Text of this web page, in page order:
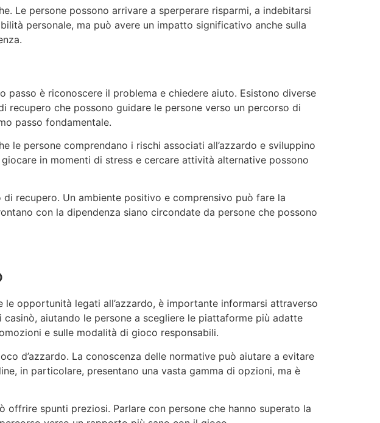
Le persone possono arrivare a sperperare risparmi, a indebitarsi
personale, ma può avere un impatto significativo anche sulla
è riconoscere il problema e chiedere aiuto. Esistono diverse
che possono guidare le persone verso un percorso di
passo fondamentale.
le persone comprendano i rischi associati all’azzardo e sviluppino
in momenti di stress e cercare attività alternative possono
recupero. Un ambiente positivo e comprensivo può fare la
con la dipendenza siano circondate da persone che possono
opportunità legati all’azzardo, è importante informarsi attraverso
aiutando le persone a scegliere le piattaforme più adatte
e sulle modalità di gioco responsabili.
d’azzardo. La conoscenza delle normative può aiutare a evitare
in particolare, presentano una vasta gamma di opzioni, ma è
spunti preziosi. Parlare con persone che hanno superato la